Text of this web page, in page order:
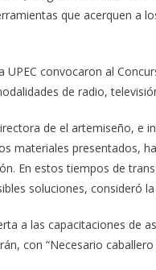
que acerquen a
convocaron al
de radio,
de el artemiseño, e
materiales presentados,
En estos tiempos de
soluciones, consideró
a las capacitaciones de
con “Necesario caballero